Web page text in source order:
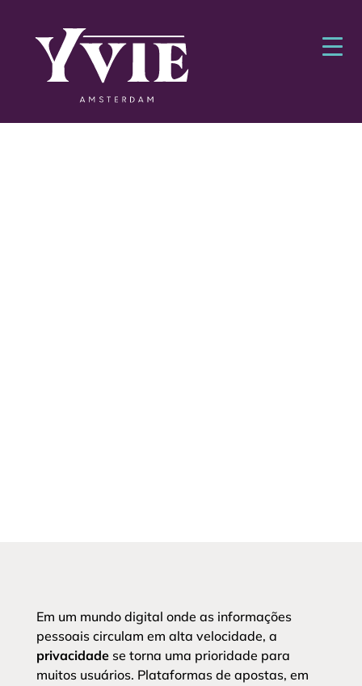
Em um mundo digital onde as informações
pessoais circulam em alta velocidade, a
privacidadese torna uma prioridade para
muitos usuários. Plataformas de apostas, em